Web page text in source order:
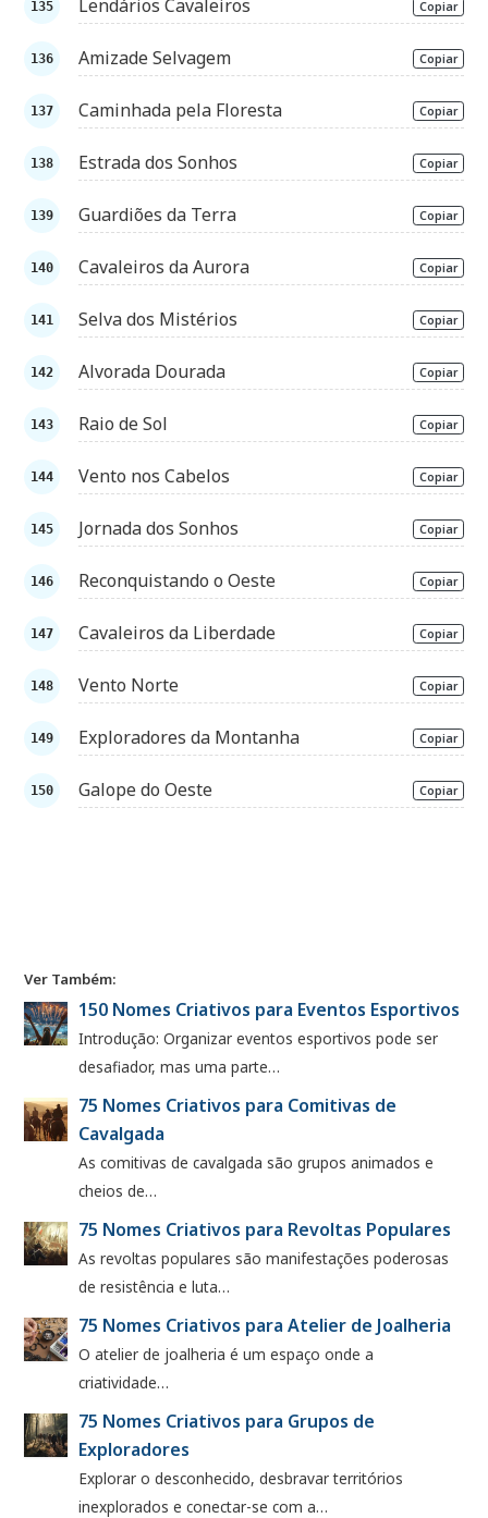
Lendários Cavaleiros Copiar
Amizade Selvagem Copiar
Caminhada pela Floresta Copiar
Estrada dos Sonhos Copiar
Guardiões da Terra Copiar
Cavaleiros da Aurora Copiar
Selva dos Mistérios Copiar
Alvorada Dourada Copiar
Raio de Sol Copiar
Vento nos Cabelos Copiar
Jornada dos Sonhos Copiar
Reconquistando o Oeste Copiar
Cavaleiros da Liberdade Copiar
Vento Norte Copiar
Exploradores da Montanha Copiar
Galope do Oeste Copiar
Ver Também:
150 Nomes Criativos para Eventos Esportivos
Introdução: Organizar eventos esportivos pode ser
desafiador, mas uma parte…
75 Nomes Criativos para Comitivas de
Cavalgada
As comitivas de cavalgada são grupos animados e
cheios de…
75 Nomes Criativos para Revoltas Populares
As revoltas populares são manifestações poderosas
de resistência e luta…
75 Nomes Criativos para Atelier de Joalheria
O atelier de joalheria é um espaço onde a
criatividade…
75 Nomes Criativos para Grupos de
Exploradores
Explorar o desconhecido, desbravar territórios
inexplorados e conectar-se com a…